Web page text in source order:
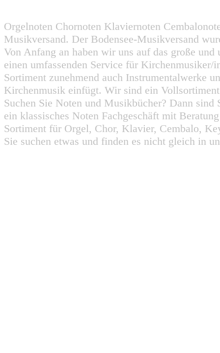
Orgelnoten Chornoten Klaviernoten
Musikversand. Der Bodensee-Musikversand
Von Anfang an haben wir uns auf das große
einen umfassenden Service für
Sortiment zunehmend auch Instrumentalwerke
Kirchenmusik einfügt. Wir sind ein
Suchen Sie Noten und Musikbücher? Dann
ein klassisches Noten Fachgeschäft mit
Sortiment für Orgel, Chor, Klavier, Cembalo,
Sie suchen etwas und finden es nicht gleich in